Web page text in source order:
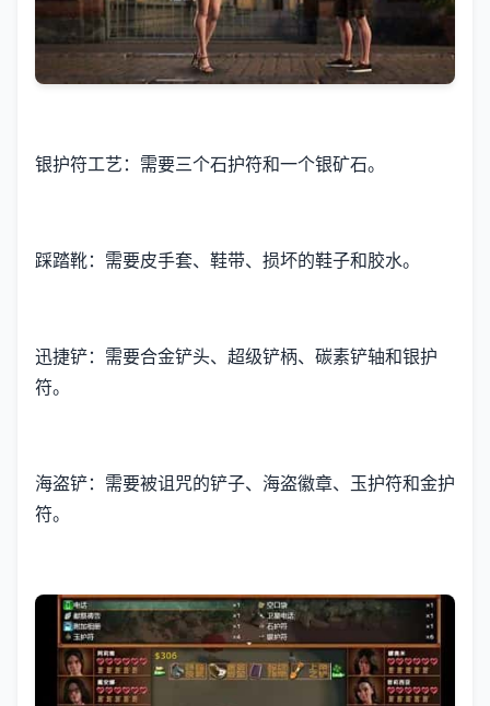
银护符工艺：需要三个石护符和一个银矿石。
踩踏靴：需要皮手套、鞋带、损坏的鞋子和胶水。
迅捷铲：需要合金铲头、超级铲柄、碳素铲轴和银护
符。
海盗铲：需要被诅咒的铲子、海盗徽章、玉护符和金护
符。